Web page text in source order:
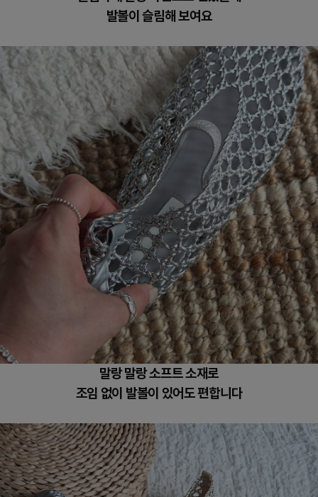
발볼이 슬림해 보여요
말랑 말랑 소프트 소재로
조임 없이 발볼이 있어도 편합니다